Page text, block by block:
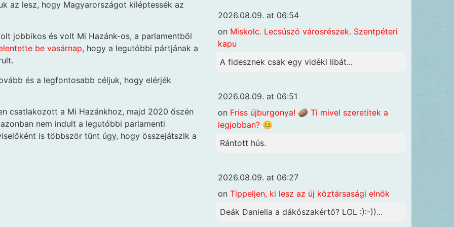
az lesz, hogy Magyarországot kiléptessék az
jobbikos és volt Mi Hazánk-os, a parlamentből
be vasárnap, hogy a legutóbbi pártjának a
és a legfontosabb céljuk, hogy elérjék
csatlakozott a Mi Hazánkhoz, majd 2020 őszén
nem indult a legutóbbi parlamenti
is többször tűnt úgy, hogy összejátszik a
2026.08.09. at 06:54
on Miskolc. Lecsúszó városrészek. Szentpéteri
kapu
A fidesznek csak egy vidéki libát...
2026.08.09. at 06:51
on Friss újburgonya! 🥔 Ti mivel szeretitek a
legjobban? 😊
Rántott hús.
2026.08.09. at 06:27
on Tippeljen, ki lesz az új köztársasági elnök
Deák Daniella a dákószakértő? LOL :):-))...